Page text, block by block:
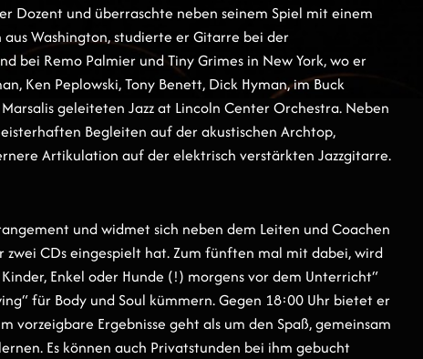
Dozent und überraschte neben seinem Spiel mit einem
aus Washington, studierte er Gitarre bei der
bei Remo Palmier und Tiny Grimes in New York, wo er
Ken Peplowski, Tony Benett, Dick Hyman, im Buck
geleiteten Jazz at Lincoln Center Orchestra. Neben
Begleiten auf der akustischen Archtop,
Artikulation auf der elektrisch verstärkten Jazzgitarre.
und widmet sich neben dem Leiten und Coachen
CDs eingespielt hat. Zum fünften mal mit dabei, wird
Enkel oder Hunde (!) morgens vor dem Unterricht“
für Body und Soul kümmern. Gegen 18:00 Uhr bietet er
Ergebnisse geht als um den Spaß, gemeinsam
Es können auch Privatstunden bei ihm gebucht